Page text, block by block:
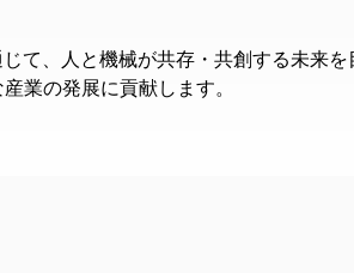
て、人と機械が共存・共創する未来を
業の発展に貢献します。